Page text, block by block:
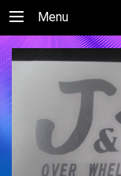
Menu